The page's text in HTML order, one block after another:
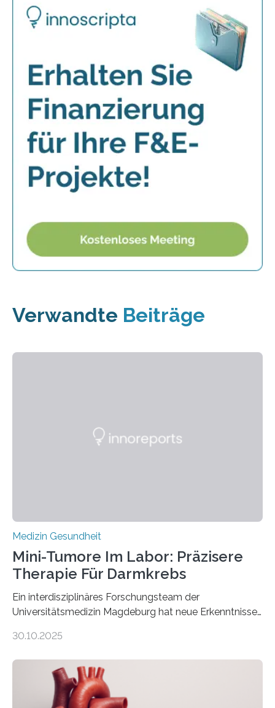
Verwandte Beiträge
Medizin Gesundheit
Mini-Tumore Im Labor: Präzisere
Therapie Für Darmkrebs
Ein interdisziplinäres Forschungsteam der
Universitätsmedizin Magdeburg hat neue Erkenntnisse
behandelt werden kann. In ihrer aktuellen Studie,
Oncology, zeigen die Forschenden, dass Mini-Tumore
aus Gewebe von Patientinnen und Patienten –
sogenannte Organoide – genutzt werden können, um
30.10.2025